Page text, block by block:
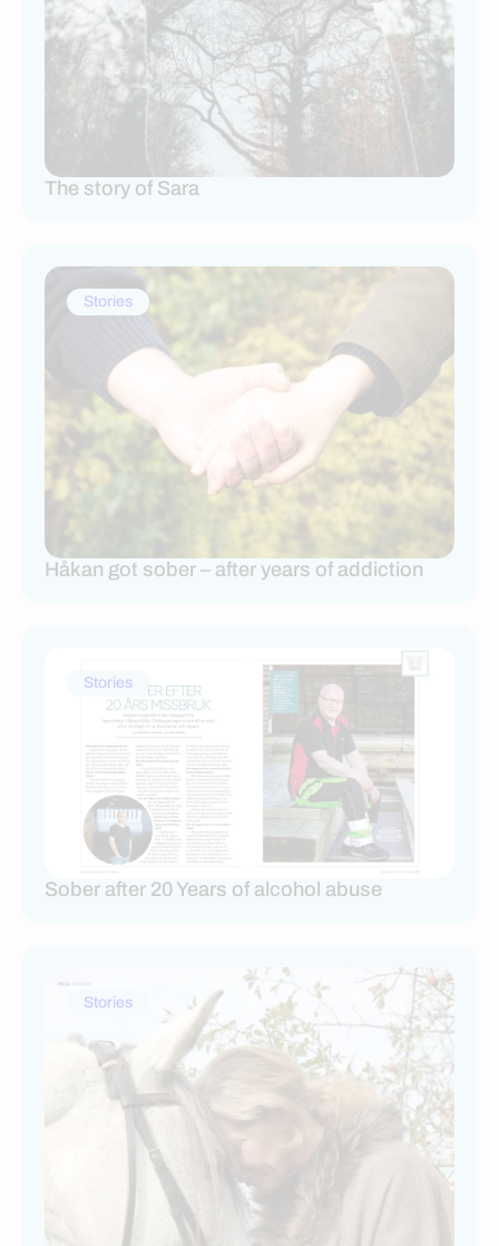
The story of Sara
Stories
Håkan got sober – after years of addiction
Stories
Sober after 20 Years of alcohol abuse
Stories